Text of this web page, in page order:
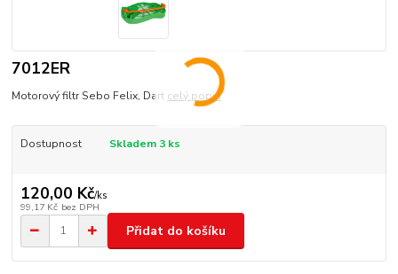
7012ER
Motorový filtr Sebo Felix, Dart celý popis
Dostupnost Skladem 3 ks
120,00 Kč/ks
99,17 Kč bez DPH
Přidat do košíku